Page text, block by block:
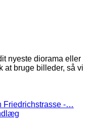
nyeste diorama eller
at bruge billeder, så vi
Friedrichstrasse -…